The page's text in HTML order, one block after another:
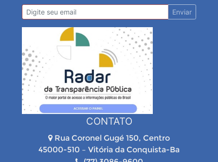
Enviar
CONTATO
Rua Coronel Gugé 150, Centro
45000-510 – Vitória da Conquista-Ba